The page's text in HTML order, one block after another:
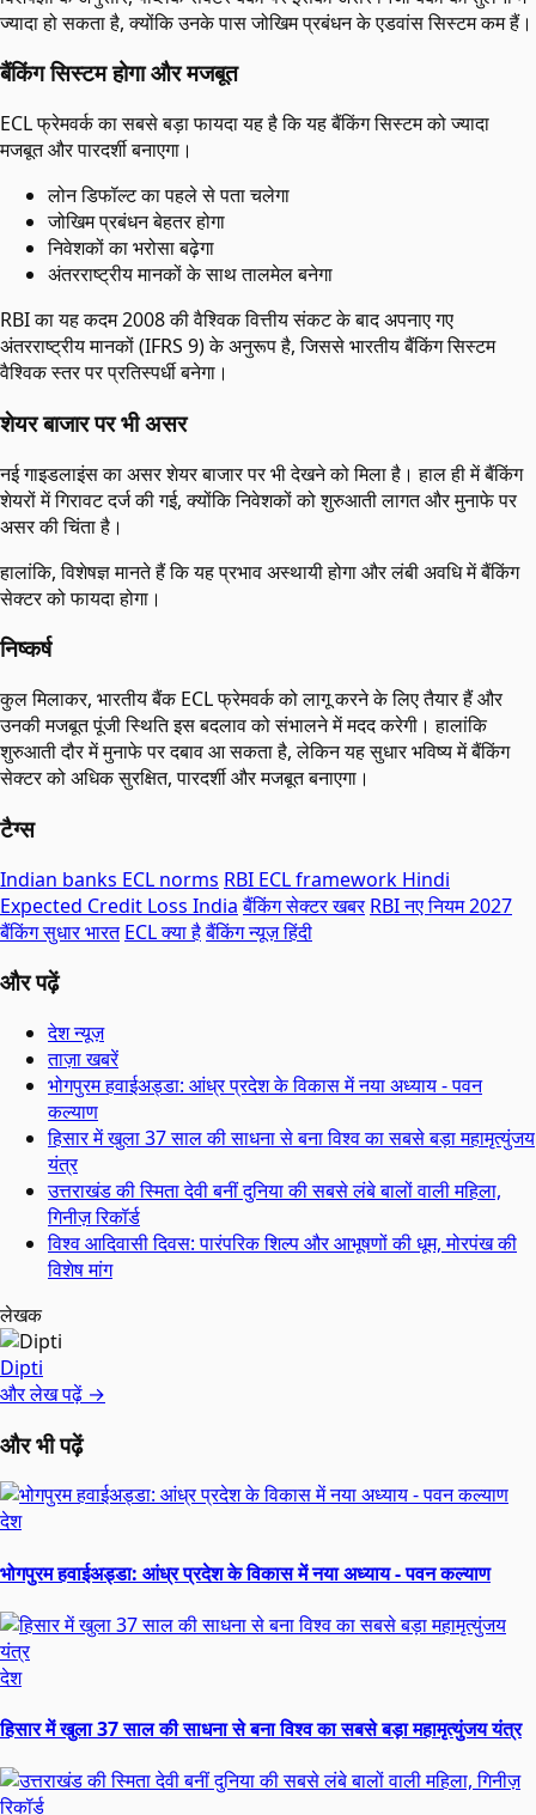
ज्यादा हो सकता है, क्योंकि उनके पास जोखिम प्रबंधन के एडवांस सिस्टम कम हैं।
बैंकिंग सिस्टम होगा और मजबूत
ECL फ्रेमवर्क का सबसे बड़ा फायदा यह है कि यह बैंकिंग सिस्टम को ज्यादा
मजबूत और पारदर्शी बनाएगा।
लोन डिफॉल्ट का पहले से पता चलेगा
जोखिम प्रबंधन बेहतर होगा
निवेशकों का भरोसा बढ़ेगा
अंतरराष्ट्रीय मानकों के साथ तालमेल बनेगा
RBI का यह कदम 2008 की वैश्विक वित्तीय संकट के बाद अपनाए गए
अंतरराष्ट्रीय मानकों (IFRS 9) के अनुरूप है, जिससे भारतीय बैंकिंग सिस्टम
वैश्विक स्तर पर प्रतिस्पर्धी बनेगा।
शेयर बाजार पर भी असर
नई गाइडलाइंस का असर शेयर बाजार पर भी देखने को मिला है। हाल ही में बैंकिंग
शेयरों में गिरावट दर्ज की गई, क्योंकि निवेशकों को शुरुआती लागत और मुनाफे पर
असर की चिंता है।
हालांकि, विशेषज्ञ मानते हैं कि यह प्रभाव अस्थायी होगा और लंबी अवधि में बैंकिंग
सेक्टर को फायदा होगा।
निष्कर्ष
कुल मिलाकर, भारतीय बैंक ECL फ्रेमवर्क को लागू करने के लिए तैयार हैं और
उनकी मजबूत पूंजी स्थिति इस बदलाव को संभालने में मदद करेगी। हालांकि
शुरुआती दौर में मुनाफे पर दबाव आ सकता है, लेकिन यह सुधार भविष्य में बैंकिंग
सेक्टर को अधिक सुरक्षित, पारदर्शी और मजबूत बनाएगा।
टैग्स
Indian banks ECL norms RBI ECL framework Hindi
Expected Credit Loss India बैंकिंग सेक्टर खबर RBI नए नियम 2027
बैंकिंग सुधार भारत ECL क्या हैबैंकिंग न्यूज़ हिंदी
और पढ़ें
देश न्यूज़
ताज़ा खबरें
भोगपुरम हवाईअड्डा: आंध्र प्रदेश के विकास में नया अध्याय - पवन
कल्याण
हिसार में खुला 37 साल की साधना से बना विश्व का सबसे बड़ा महामृत्युंजय
यंत्र
उत्तराखंड की स्मिता देवी बनीं दुनिया की सबसे लंबे बालों वाली महिला,
गिनीज़ रिकॉर्ड
विश्व आदिवासी दिवस: पारंपरिक शिल्प और आभूषणों की धूम, मोरपंख की
विशेष मांग
लेखक
Dipti
और लेख पढ़ें →
और भी पढ़ें
देश
भोगपुरम हवाईअड्डा: आंध्र प्रदेश के विकास में नया अध्याय - पवन कल्याण
देश
हिसार में खुला 37 साल की साधना से बना विश्व का सबसे बड़ा महामृत्युंजय यंत्र